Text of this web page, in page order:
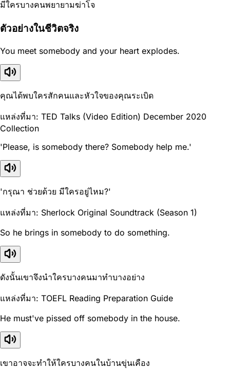
มีใครบางคนพยายามฆ่าโจ
ตัวอย่างในชีวิตจริง
You meet somebody and your heart explodes.
คุณได้พบใครสักคนและหัวใจของคุณระเบิด
แหล่งที่มา: TED Talks (Video Edition) December 2020
Collection
'Please, is somebody there? Somebody help me.'
'กรุณา ช่วยด้วย มีใครอยู่ไหม?'
แหล่งที่มา: Sherlock Original Soundtrack (Season 1)
So he brings in somebody to do something.
ดังนั้นเขาจึงนำใครบางคนมาทำบางอย่าง
แหล่งที่มา: TOEFL Reading Preparation Guide
He must've pissed off somebody in the house.
เขาอาจจะทำให้ใครบางคนในบ้านขุ่นเคือง